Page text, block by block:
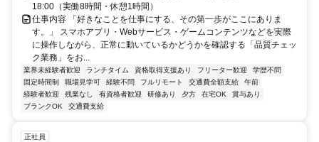
18:00（実働8時間・休憩1時間）
仕事内容 「好きなことを仕事にする、その第一歩がここにありま
す。」 スマホアプリ・Webサービス・ゲームコンテンツなどを実際
に操作しながら、正常に動いているかどうかを確認する「品質チェッ
ク業務」をお...
業界未経験者歓迎 ランチタイム 資格取得支援あり フリーター歓迎
学歴不問
固定時間制
職場見学可 経験不問 フルリモート 交通費全額支給
午前
経験者歓迎
残業なし 有資格者歓迎 研修あり 夕方 在宅OK
賞与あり
ブランクOK
交通費支給
正社員